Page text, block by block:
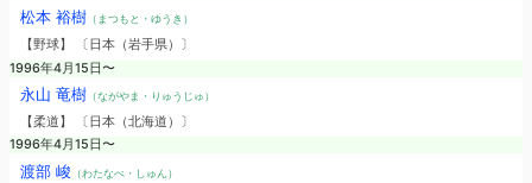
松本 裕樹（まつもと・ゆうき）
【野球】 〔日本（岩手県）〕
1996年4月15日〜
永山 竜樹（ながやま・りゅうじゅ）
【柔道】 〔日本（北海道）〕
1996年4月15日〜
渡部 峻 （わたなべ・しゅん）